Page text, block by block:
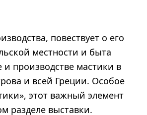
повествует о его
местности и быта
производстве мастики в
и всей Греции. Особое
этот важный элемент
разделе выставки.